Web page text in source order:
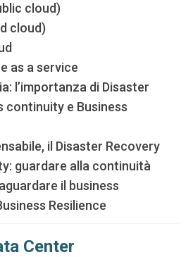
cloud)
cloud)
as a service
l’importanza di Disaster
continuity e Business
il Disaster Recovery
guardare alla continuità
il business
Resilience
Center